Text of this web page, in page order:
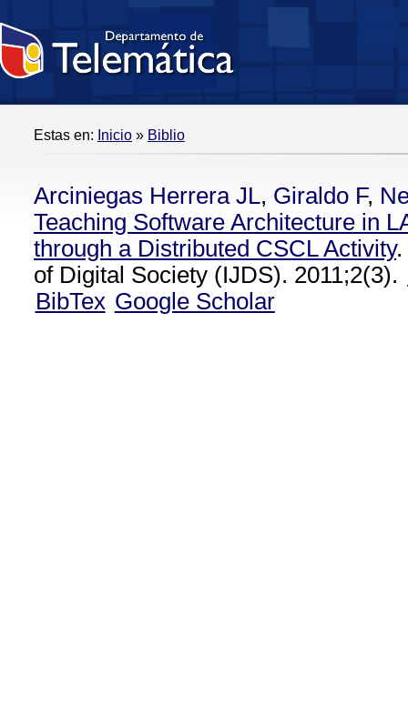
Estas en: Inicio » Biblio
Arciniegas Herrera JL, Giraldo F,
Teaching Software Architecture in
through a Distributed CSCL Activity.
of Digital Society (IJDS). 2011;2(3).
BibTex Google Scholar